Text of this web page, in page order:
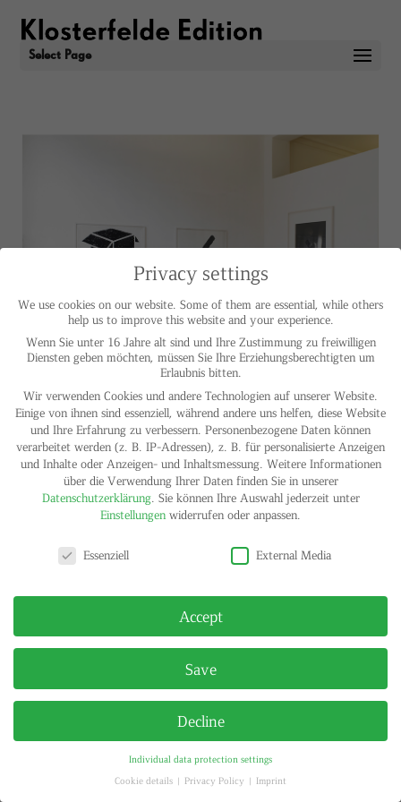
Select Page
Jürgen Drescher
Aug 31, 2018|Exhibitions
February 26 to April 16, 2011 Potsdamer Str. 97, 10785 Berlin
Starting February 26, 2011, Helga Maria Klosterfelde will show
three silkscreen prints by Jürgen Drescher. The presented works
mark self reflectively the tension between pursuit and idleness.
PRIVACY POLICY
© HELGA MARIA KLOSTERFELDE | ALL RIGHTS RESERVED
Privacy settings
We use cookies on our website. Some of them are essential, while others
help us to improve this website and your experience.
Wenn Sie unter 16 Jahre alt sind und Ihre Zustimmung zu freiwilligen
Diensten geben möchten, müssen Sie Ihre Erziehungsberechtigten um
Erlaubnis bitten.
Wir verwenden Cookies und andere Technologien auf unserer Website.
Einige von ihnen sind essenziell, während andere uns helfen, diese Website
und Ihre Erfahrung zu verbessern. Personenbezogene Daten können
verarbeitet werden (z. B. IP-Adressen), z. B. für personalisierte Anzeigen
und Inhalte oder Anzeigen- und Inhaltsmessung. Weitere Informationen
über die Verwendung Ihrer Daten finden Sie in unserer
Datenschutzerklärung. Sie können Ihre Auswahl jederzeit unter
Einstellungen widerrufen oder anpassen.
Essenziell
External Media
Accept
Save
Decline
Individual data protection settings
Cookie details
Privacy Policy Imprint